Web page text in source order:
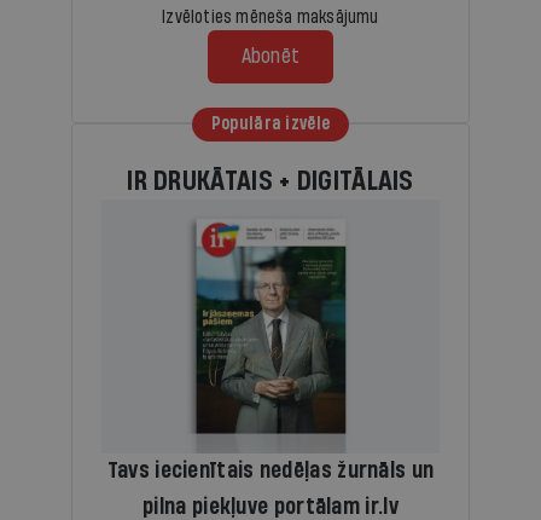
Izvēloties mēneša maksājumu
Abonēt
Populāra izvēle
IR DRUKĀTAIS + DIGITĀLAIS
Tavs iecienītais nedēļas žurnāls un
pilna piekļuve portālam ir.lv